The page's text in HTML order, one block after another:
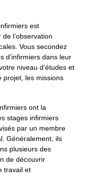
est
l’observation
Vous secondez
d’infirmiers dans leur
niveau d’études et
projet, les missions
ont la
stages infirmiers
par un membre
Généralement, ils
plusieurs des
de découvrir
travail et